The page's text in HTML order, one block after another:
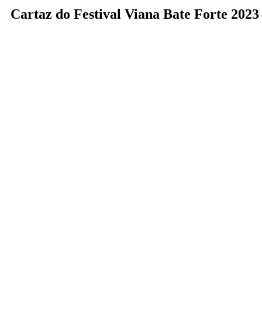
Cartaz do Festival Viana Bate Forte 2023